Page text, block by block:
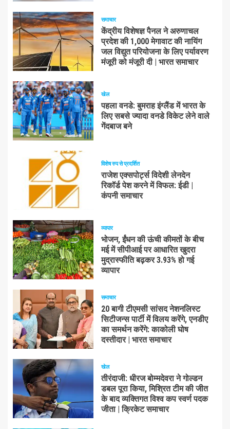
समाचार
केंद्रीय विशेषज्ञ पैनल ने अरुणाचल
प्रदेश की 1,000 मेगावाट की नायिंग
जल विद्युत परियोजना के लिए पर्यावरण
मंजूरी को मंजूरी दी | भारत समाचार
खेल
पहला वनडे: बुमराह इंग्लैंड में भारत के
लिए सबसे ज्यादा वनडे विकेट लेने वाले
गेंदबाज बने
विशेष रुप से प्रदर्शित
राजेश एक्सपोर्ट्स विदेशी लेनदेन
रिकॉर्ड पेश करने में विफल: ईडी |
कंपनी समाचार
व्यापार
भोजन, ईंधन की ऊंची कीमतों के बीच
मई में सीपीआई पर आधारित खुदरा
मुद्रास्फीति बढ़कर 3.93% हो गई
व्यापार
समाचार
20 बागी टीएमसी सांसद नेशनलिस्ट
सिटीजन्स पार्टी में विलय करेंगे, एनडीए
का समर्थन करेंगे: काकोली घोष
दस्तीदार | भारत समाचार
खेल
तीरंदाजी: धीरज बोम्मदेवरा ने गोल्डन
डबल पूरा किया, मिश्रित टीम की जीत
के बाद व्यक्तिगत विश्व कप स्वर्ण पदक
जीता | क्रिकेट समाचार